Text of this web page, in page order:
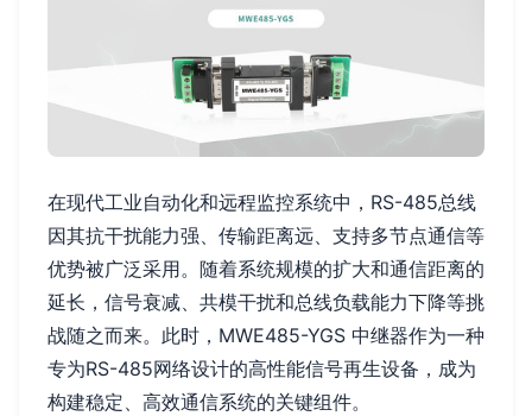
在现代工业自动化和远程监控系统中，RS-485总线
因其抗干扰能力强、传输距离远、支持多节点通信等
优势被广泛采用。随着系统规模的扩大和通信距离的
延长，信号衰减、共模干扰和总线负载能力下降等挑
战随之而来。此时，MWE485-YGS 中继器作为一种
专为RS-485网络设计的高性能信号再生设备，成为
构建稳定、高效通信系统的关键组件。